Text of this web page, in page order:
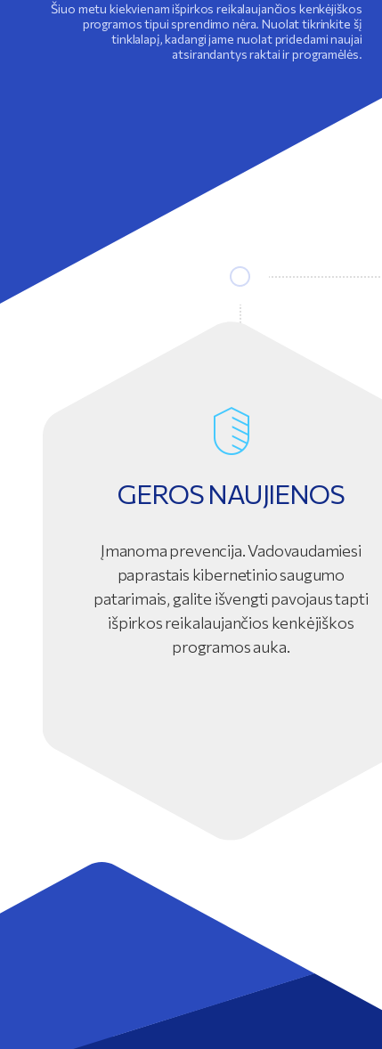
Šiuo metu kiekvienam išpirkos reikalaujančios kenkėjiškos
programos tipui sprendimo nėra. Nuolat tikrinkite šį
tinklalapį, kadangi jame nuolat pridedami naujai
atsirandantys raktai ir programėlės.
GEROS NAUJIENOS
Įmanoma prevencija. Vadovaudamiesi
paprastais kibernetinio saugumo
patarimais, galite išvengti pavojaus tapti
išpirkos reikalaujančios kenkėjiškos
programos auka.